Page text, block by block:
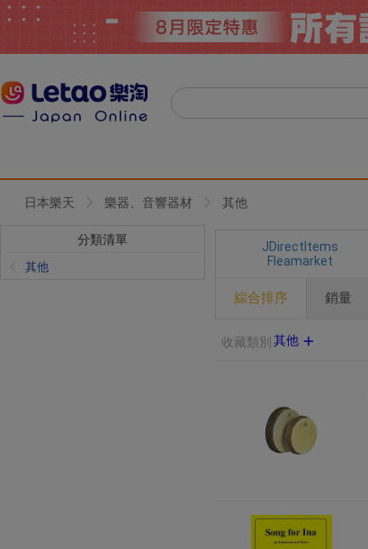
日本樂天 樂器、音響器材 其他
分類清單
其他
JDirectItems
Fleamarket
綜合排序 銷量
收藏類別 其他